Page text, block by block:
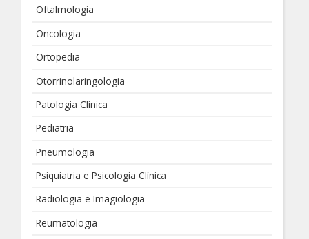
Oftalmologia
Oncologia
Ortopedia
Otorrinolaringologia
Patologia Clínica
Pediatria
Pneumologia
Psiquiatria e Psicologia Clínica
Radiologia e Imagiologia
Reumatologia